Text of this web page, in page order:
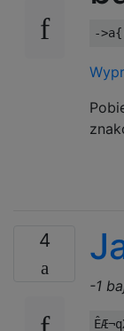
->a
4
-1